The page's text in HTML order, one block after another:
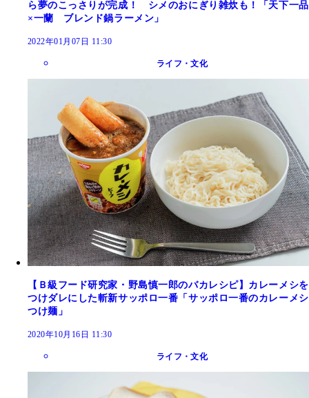
ら夢のこっさりが完成！ シメのおにぎり雑炊も！「天下一品
×一蘭 ブレンド鍋ラーメン」
2022年01月07日 11:30
ライフ・文化
【Ｂ級フード研究家・野島慎一郎のバカレシピ】カレーメシを
つけダレにした斬新サッポロ一番「サッポロ一番のカレーメシ
つけ麺」
2020年10月16日 11:30
ライフ・文化